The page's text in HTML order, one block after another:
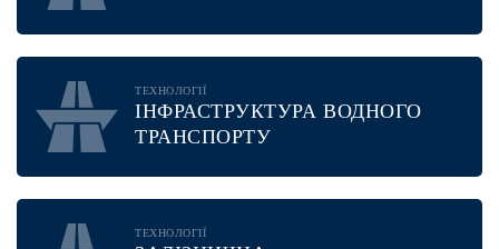
ТЕХНОЛОГІЇ
ІНФРАСТРУКТУРА ВОДНОГО
ТРАНСПОРТУ
ТЕХНОЛОГІЇ